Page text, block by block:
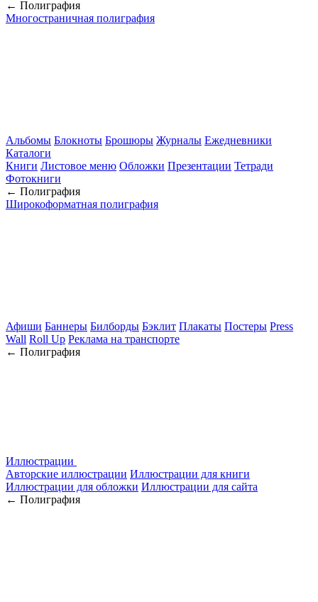
← Полиграфия
Многостраничная полиграфия
Альбомы Блокноты Брошюры Журналы Ежедневники
Каталоги
Книги Листовое меню Обложки Презентации Тетради
Фотокниги
← Полиграфия
Широкоформатная полиграфия
Афиши Баннеры Билборды Бэклит Плакаты Постеры Press
Wall Roll Up Реклама на транспорте
← Полиграфия
Иллюстрации
Авторские иллюстрации Иллюстрации для книги
Иллюстрации для обложки Иллюстрации для сайта
← Полиграфия